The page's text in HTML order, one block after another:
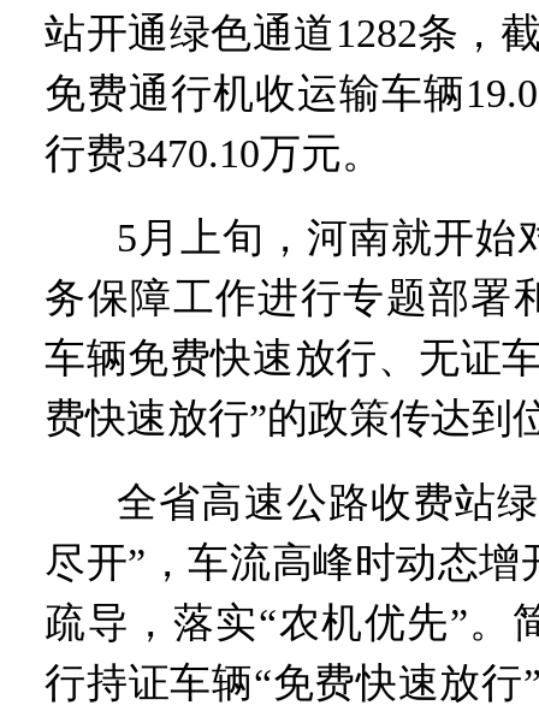
省政协十三届常委会第二十
“七一勋章”获得者丨“炼油
“建设社会主义现代化强国
豫篮联赛结束第十七轮争夺
算力，正在重新“耕种”中原
河南省二十条硬核举措出炉
“从根本上改变了中国人
站开通绿色通道1282条，
免费通行机收运输车辆
行费3470.10万元。
5月上旬，河南就开始
务保障工作进行专题部署
车辆免费快速放行、无证
费快速放行”的政策传达到
全省高速公路收费站
尽开”，车流高峰时动态增
疏导，落实“农机优先”。
行持证车辆“免费快速放行